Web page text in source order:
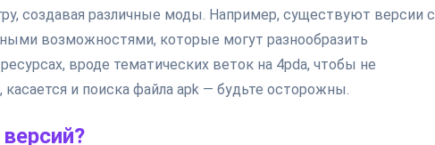
создавая различные моды. Например, существуют версии с
возможностями, которые могут разнообразить
вроде тематических веток на 4pda, чтобы не
и поиска файла apk — будьте осторожны.